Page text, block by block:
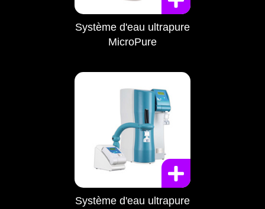
Système d'eau ultrapure
MicroPure
Système d'eau ultrapure